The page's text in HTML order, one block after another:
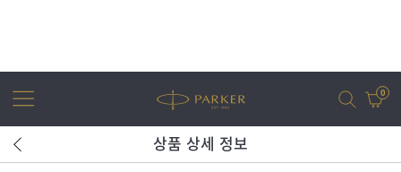
0
상품 상세 정보